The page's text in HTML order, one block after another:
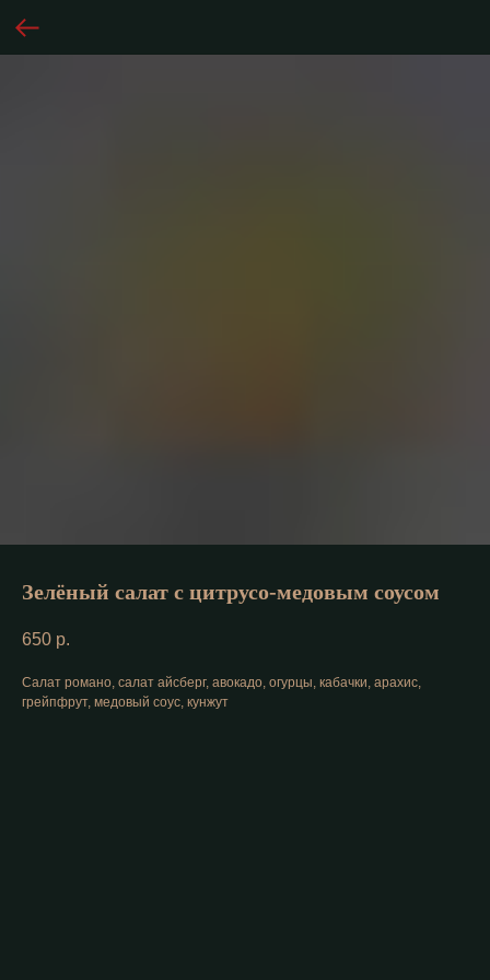
Зелёный салат с цитрусо-медовым соусом
650 р.
Салат романо, салат айсберг, авокадо, огурцы, кабачки, арахис,
грейпфрут, медовый соус, кунжут